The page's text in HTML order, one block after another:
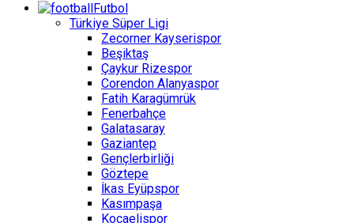
Futbol
Türkiye Süper Ligi
Zecorner Kayserispor
Beşiktaş
Çaykur Rizespor
Corendon Alanyaspor
Fatih Karagümrük
Fenerbahçe
Galatasaray
Gaziantep
Gençlerbirliği
Göztepe
İkas Eyüpspor
Kasımpaşa
Kocaelispor